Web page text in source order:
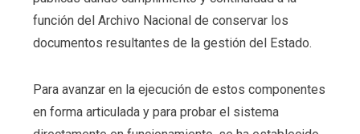
función del Archivo Nacional de conservar los
documentos resultantes de la gestión del Estado.
Para avanzar en la ejecución de estos componentes
en forma articulada y para probar el sistema